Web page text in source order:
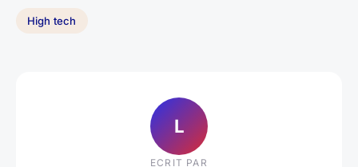
High tech
L
ECRIT PAR